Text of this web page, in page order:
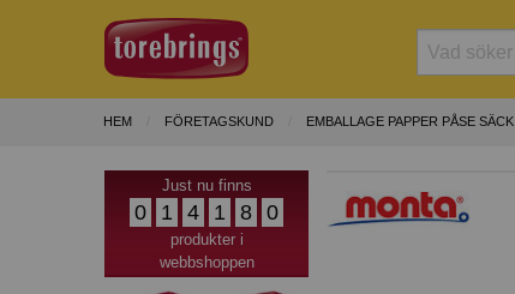
HEM FÖRETAGSKUND EMBALLAGE PAPPER PÅSE SÄCK
Just nu finns
0 1 4 1 8 0
produkter i
webbshoppen